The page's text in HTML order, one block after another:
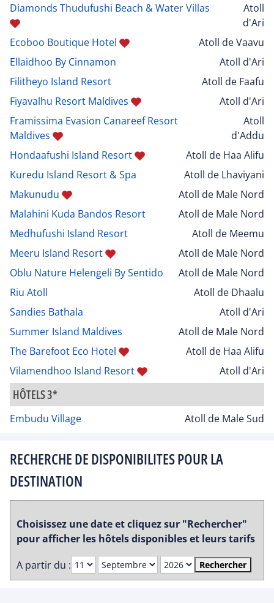
Diamonds Thudufushi Beach & Water Villas
Atoll
d'Ari
Ecoboo Boutique Hotel
Atoll de Vaavu
Ellaidhoo By Cinnamon
Atoll d'Ari
Filitheyo Island Resort
Atoll de Faafu
Fiyavalhu Resort Maldives
Atoll d'Ari
Framissima Evasion Canareef Resort
Maldives
Atoll
d'Addu
Hondaafushi Island Resort
Atoll de Haa Alifu
Kuredu Island Resort & Spa
Atoll de Lhaviyani
Makunudu
Atoll de Male Nord
Malahini Kuda Bandos Resort
Atoll de Male Nord
Medhufushi Island Resort
Atoll de Meemu
Meeru Island Resort
Atoll de Male Nord
Oblu Nature Helengeli By Sentido
Atoll de Male Nord
Riu Atoll
Atoll de Dhaalu
Sandies Bathala
Atoll d'Ari
Summer Island Maldives
Atoll de Male Nord
The Barefoot Eco Hotel
Atoll de Haa Alifu
Vilamendhoo Island Resort
Atoll d'Ari
HÔTELS 3*
Embudu Village Atoll de Male Sud
RECHERCHE DE DISPONIBILITES POUR LA
DESTINATION
Choisissez une date et cliquez sur "Rechercher"
pour afficher les hôtels disponibles et leurs tarifs
A partir du :
Rechercher